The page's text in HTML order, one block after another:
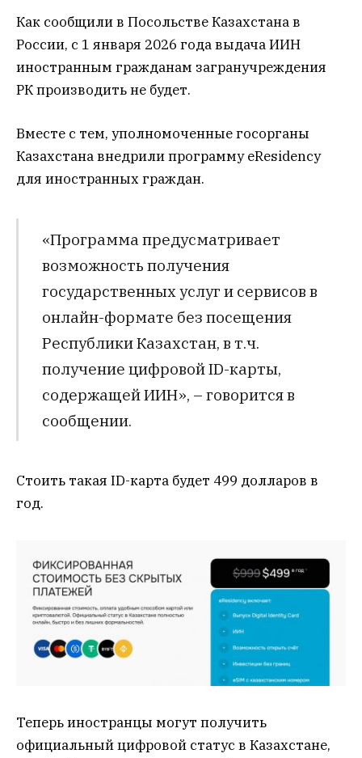
Как сообщили в Посольстве Казахстана в
России, с 1 января 2026 года выдача ИИН
иностранным гражданам загранучреждения
РК производить не будет.
Вместе с тем, уполномоченные госорганы
Казахстана внедрили программу eResidency
для иностранных граждан.
«Программа предусматривает
возможность получения
государственных услуг и сервисов в
онлайн-формате без посещения
Республики Казахстан, в т.ч.
получение цифровой ID-карты,
содержащей ИИН», – говорится в
сообщении.
Стоить такая ID-карта будет 499 долларов в
год.
Теперь иностранцы могут получить
официальный цифровой статус в Казахстане,